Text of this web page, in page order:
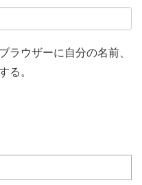
ラウザーに自分の名前、
る。